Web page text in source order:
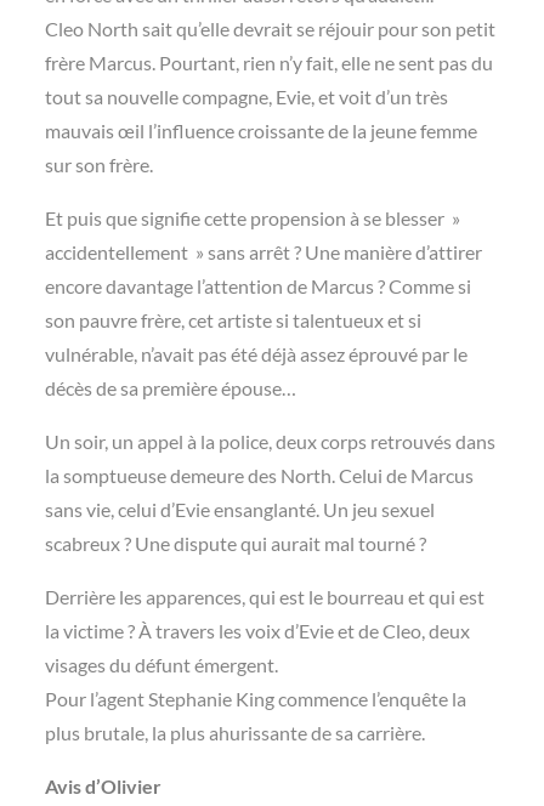
Cleo North sait qu’elle devrait se réjouir pour son petit
frère Marcus. Pourtant, rien n’y fait, elle ne sent pas du
tout sa nouvelle compagne, Evie, et voit d’un très
mauvais œil l’influence croissante de la jeune femme
sur son frère.
Et puis que signifie cette propension à se blesser »
accidentellement » sans arrêt ? Une manière d’attirer
encore davantage l’attention de Marcus ? Comme si
son pauvre frère, cet artiste si talentueux et si
vulnérable, n’avait pas été déjà assez éprouvé par le
décès de sa première épouse…
Un soir, un appel à la police, deux corps retrouvés dans
la somptueuse demeure des North. Celui de Marcus
sans vie, celui d’Evie ensanglanté. Un jeu sexuel
scabreux ? Une dispute qui aurait mal tourné ?
Derrière les apparences, qui est le bourreau et qui est
la victime ? À travers les voix d’Evie et de Cleo, deux
visages du défunt émergent.
Pour l’agent Stephanie King commence l’enquête la
plus brutale, la plus ahurissante de sa carrière.
Avis d’Olivier